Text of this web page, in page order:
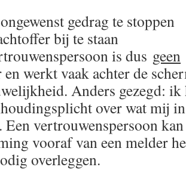
gedrag te stoppen
bij te staan
is dus geen
en werkt vaak achter de
Anders gezegd: ik
over wat mij
Een vertrouwenspersoon
vooraf van een melder
overleggen.